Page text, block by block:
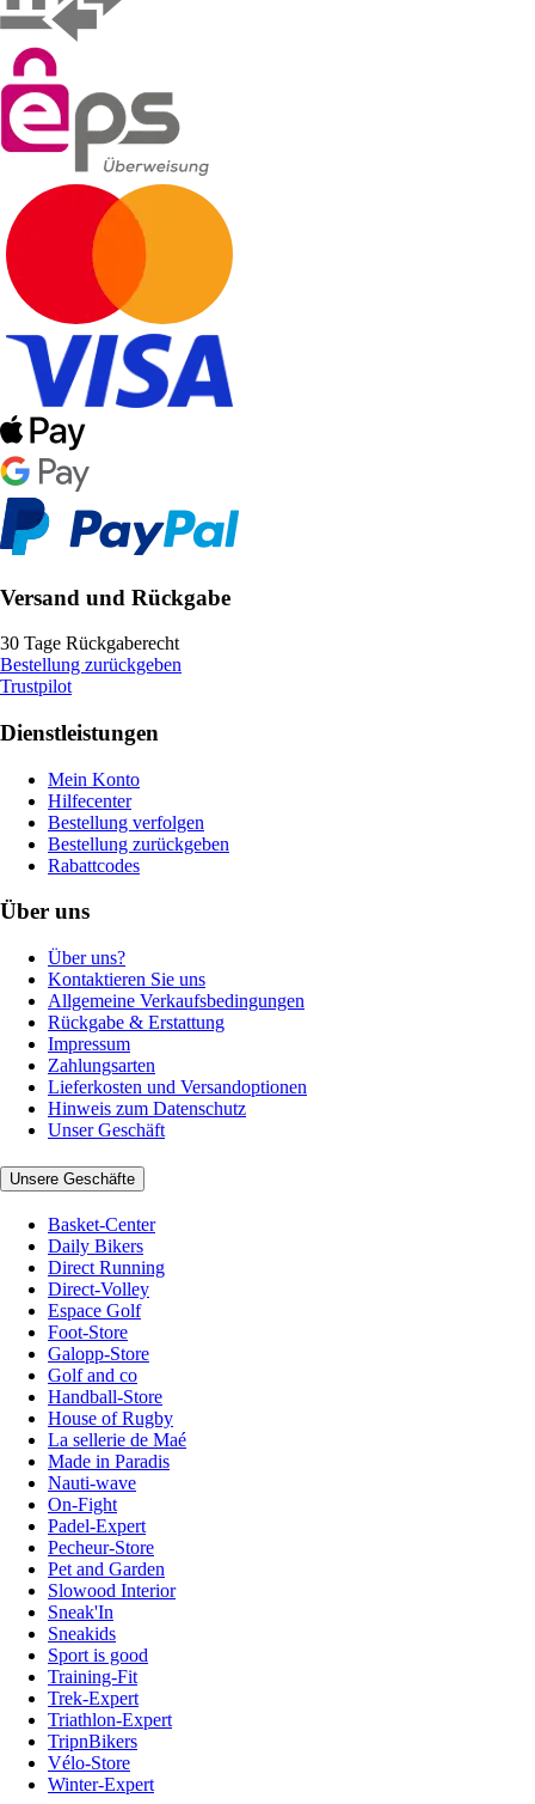
Versand und Rückgabe
30 Tage Rückgaberecht
Bestellung zurückgeben
Trustpilot
Dienstleistungen
Mein Konto
Hilfecenter
Bestellung verfolgen
Bestellung zurückgeben
Rabattcodes
Über uns
Über uns?
Kontaktieren Sie uns
Allgemeine Verkaufsbedingungen
Rückgabe & Erstattung
Impressum
Zahlungsarten
Lieferkosten und Versandoptionen
Hinweis zum Datenschutz
Unser Geschäft
Unsere Geschäfte
Basket-Center
Daily Bikers
Direct Running
Direct-Volley
Espace Golf
Foot-Store
Galopp-Store
Golf and co
Handball-Store
House of Rugby
La sellerie de Maé
Made in Paradis
Nauti-wave
On-Fight
Padel-Expert
Pecheur-Store
Pet and Garden
Slowood Interior
Sneak'In
Sneakids
Sport is good
Training-Fit
Trek-Expert
Triathlon-Expert
TripnBikers
Vélo-Store
Winter-Expert